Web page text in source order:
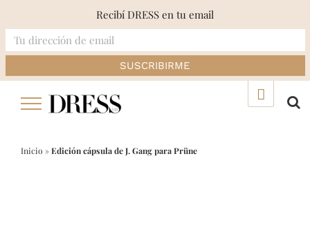
Inicio »Edición cápsula de J. Gang para Prüne
Recibí DRESS en tu email